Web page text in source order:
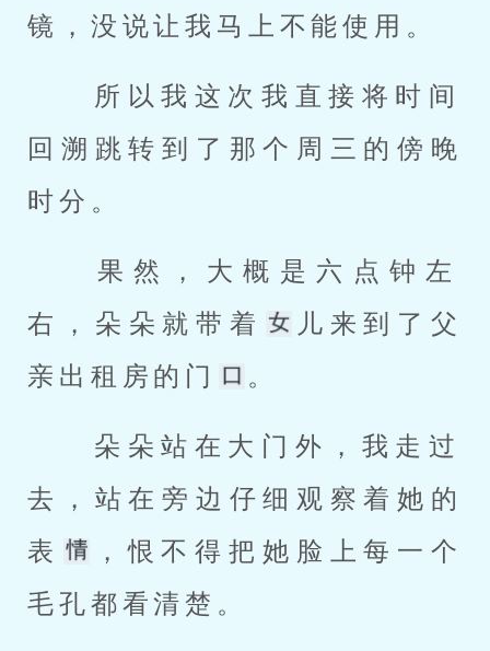
镜，没说让我马上不能使用。
回溯跳转到了那个周三的傍晚
时分。
右，朵朵就带着
儿来到了父
亲出租房的门
。
去，站在旁边仔细观察着她的
表
，恨不得把她脸上每一个
毛孔都看清楚。